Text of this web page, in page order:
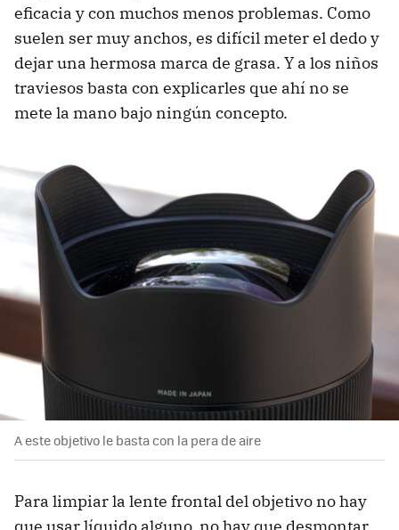
eficacia y con muchos menos problemas. Como
suelen ser muy anchos, es difícil meter el dedo y
dejar una hermosa marca de grasa. Y a los niños
traviesos basta con explicarles que ahí no se
mete la mano bajo ningún concepto.
A este objetivo le basta con la pera de aire
Para limpiar la lente frontal del objetivo no hay